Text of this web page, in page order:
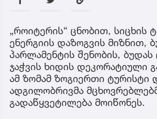
„როიტერის“ ცნობით, სიცხის
ენერგიის დაზოგვის მიზნით,
პარლამენტის შენობის, ბუდას
ჯაჭვის ხიდის დეკორატიული
ამ ზომამ ზოგიერთი ტურისტი
ადგილობრივმა
გადაწყვეტილება მოიწონეს.